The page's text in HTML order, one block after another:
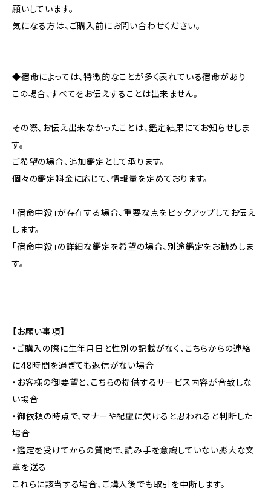
願いしています。
気になる方は、ご購入前にお問い合わせください。
◆宿命によっては、特徴的なことが多く表れている宿命があり
この場合、すべてをお伝えすることは出来ません。
その際、お伝え出来なかったことは、鑑定結果にてお知らせしま
す。
ご希望の場合、追加鑑定として承ります。
個々の鑑定料金に応じて、情報量を定めております。
「宿命中殺」が存在する場合、重要な点をピックアップしてお伝え
します。
「宿命中殺」の詳細な鑑定を希望の場合、別途鑑定をお勧めしま
す。
【お願い事項】
・ご購入の際に生年月日と性別の記載がなく、こちらからの連絡
に48時間を過ぎても返信がない場合
・お客様の御要望と、こちらの提供するサービス内容が合致しな
い場合
・御依頼の時点で、マナーや配慮に欠けると思われると判断した
場合
・鑑定を受けてからの質問で、読み手を意識していない膨大な文
章を送る
これらに該当する場合、ご購入後でも取引を中断します。